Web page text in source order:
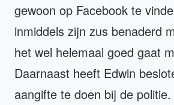
gewoon op Facebook te
inmiddels zijn zus benaderd
het wel helemaal goed gaat
Daarnaast heeft Edwin
aangifte te doen bij de